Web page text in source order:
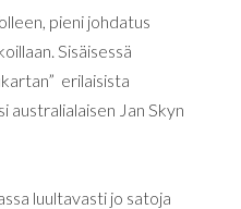
pieni johdatus
Sisäisessä
erilaisista
australialaisen Jan Skyn
luultavasti jo satoja